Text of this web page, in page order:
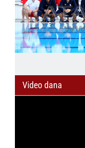
Video dana